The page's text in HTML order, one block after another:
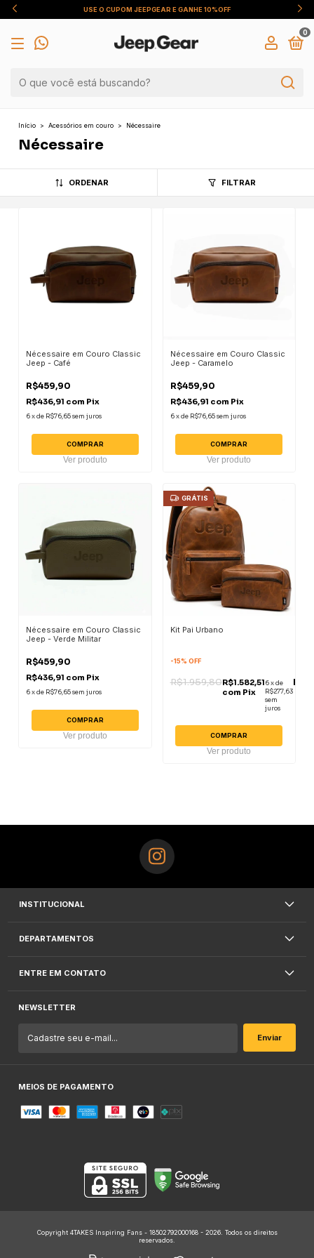
USE O CUPOM JEEPGEAR E GANHE 10%OFF
0
Início > Acessórios em couro > Nécessaire
Nécessaire
ORDENAR FILTRAR
Nécessaire em Couro Classic
Jeep - Café
R$459,90
R$436,91 com Pix
6xde R$76,65sem juros
COMPRAR
Ver produto
Nécessaire em Couro Classic
Jeep - Caramelo
R$459,90
R$436,91 com Pix
6 xde R$76,65 sem juros
COMPRAR
Ver produto
Nécessaire em Couro Classic
Jeep - Verde Militar
R$459,90
R$436,91 com Pix
6xde R$76,65sem juros
COMPRAR
Ver produto
GRÁTIS
Kit Pai Urbano
-15% OFF
R$1.959,80R$1.582,51
com Pix
6 xde
R$277,63
sem
juros
COMPRAR
Ver produto
INSTITUCIONAL
DEPARTAMENTOS
ENTRE EM CONTATO
NEWSLETTER
MEIOS DE PAGAMENTO
Copyright 4TAKES Inspiring Fans - 18502792000168 - 2026. Todos os direitos
reservados.